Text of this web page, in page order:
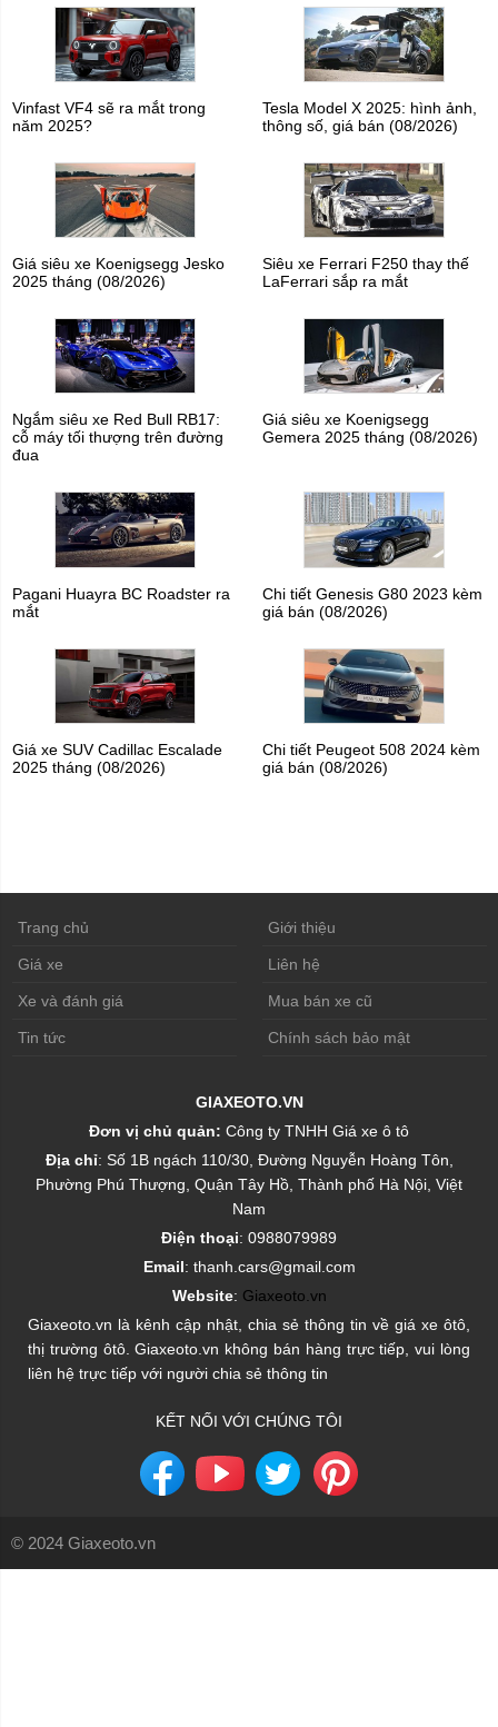
Vinfast VF4 sẽ ra mắt trong
năm 2025?
Tesla Model X 2025: hình ảnh,
thông số, giá bán (08/2026)
Giá siêu xe Koenigsegg Jesko
2025 tháng (08/2026)
Siêu xe Ferrari F250 thay thế
LaFerrari sắp ra mắt
Ngắm siêu xe Red Bull RB17:
cỗ máy tối thượng trên đường
đua
Giá siêu xe Koenigsegg
Gemera 2025 tháng (08/2026)
Pagani Huayra BC Roadster ra
mắt
Chi tiết Genesis G80 2023 kèm
giá bán (08/2026)
Giá xe SUV Cadillac Escalade
2025 tháng (08/2026)
Chi tiết Peugeot 508 2024 kèm
giá bán (08/2026)
Trang chủ Giới thiệu
Giá xe Liên hệ
Xe và đánh giá Mua bán xe cũ
Tin tức Chính sách bảo mật
GIAXEOTO.VN
Đơn vị chủ quản: Công ty TNHH Giá xe ô tô
Địa chỉ: Số 1B ngách 110/30, Đường Nguyễn Hoàng Tôn,
Phường Phú Thượng, Quận Tây Hồ, Thành phố Hà Nội, Việt
Nam
Điện thoại: 0988079989
Email: thanh.cars@gmail.com
Website: Giaxeoto.vn
Giaxeoto.vn là kênh cập nhật, chia sẻ thông tin về giá xe ôtô,
thị trường ôtô. Giaxeoto.vn không bán hàng trực tiếp, vui lòng
liên hệ trực tiếp với người chia sẻ thông tin
KẾT NỐI VỚI CHÚNG TÔI
© 2024 Giaxeoto.vn